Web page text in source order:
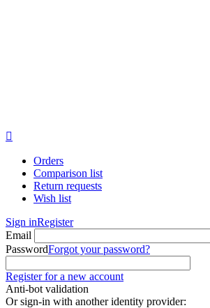

Orders
Comparison list
Return requests
Wish list
Sign inRegister
Email
PasswordForgot your password?
Register for a new account
Anti-bot validation
Or sign-in with another identity provider: